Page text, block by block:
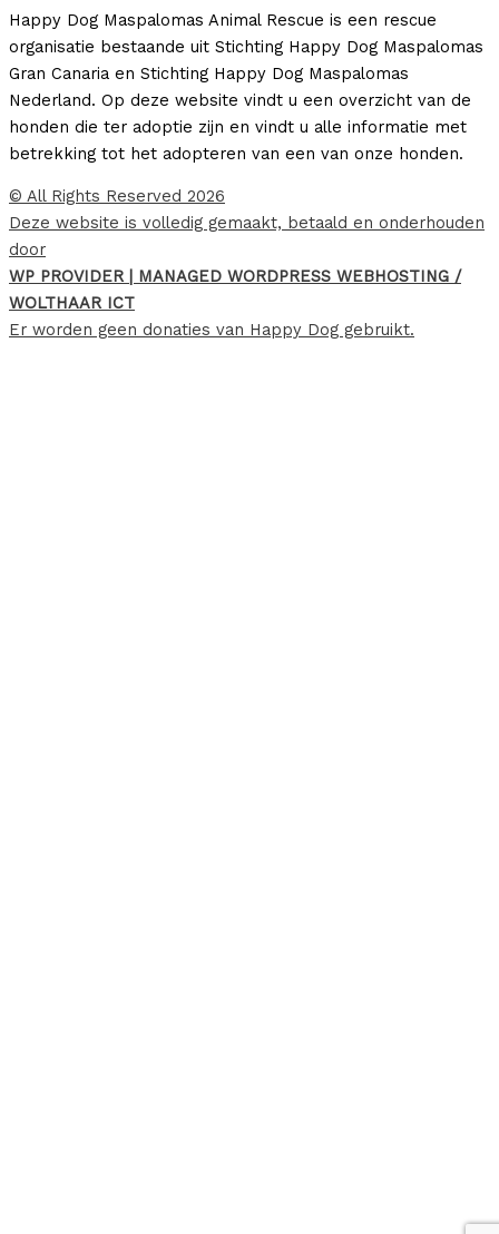
Happy Dog Maspalomas Animal Rescue is een rescue
organisatie bestaande uit Stichting Happy Dog Maspalomas
Gran Canaria en Stichting Happy Dog Maspalomas
Nederland. Op deze website vindt u een overzicht van de
honden die ter adoptie zijn en vindt u alle informatie met
betrekking tot het adopteren van een van onze honden.
© All Rights Reserved 2026
Deze website is volledig gemaakt, betaald en onderhouden
door
WP PROVIDER | MANAGED WORDPRESS WEBHOSTING /
WOLTHAAR ICT
Er worden geen donaties van Happy Dog gebruikt.